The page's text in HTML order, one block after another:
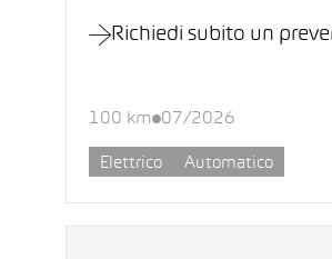
Richiedi subito un
100 km 07/2026
Elettrico Automatico